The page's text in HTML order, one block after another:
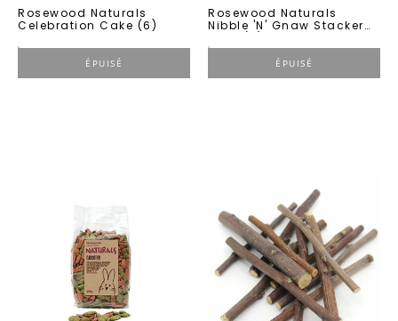
Rosewood Naturals
Celebration Cake (6)
ÉPUISÉ
Rosewood Naturals
Nibble 'n' Gnaw Stacker
ÉPUISÉ